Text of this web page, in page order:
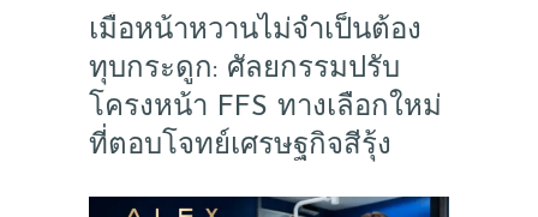
เมื่อหน้าหวานไม่จำเป็นต้อง
ทุบกระดูก: ศัลยกรรมปรับ
โครงหน้า FFS ทางเลือกใหม่
ที่ตอบโจทย์เศรษฐกิจสีรุ้ง